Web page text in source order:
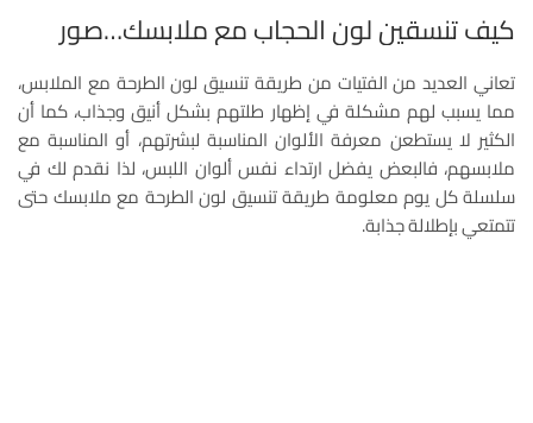
كيف تنسقين لون الحجاب مع ملابسك…صور
تعاني العديد من الفتيات من طريقة تنسيق لون الطرحة مع الملابس،
مما يسبب لهم مشكلة في إظهار طلتهم بشكل أنيق وجذاب، كما أن
الكثير لا يستطعن معرفة الألوان المناسبة لبشرتهم، أو المناسبة مع
ملابسهم، فالبعض يفضل ارتداء نفس ألوان اللبس، لذا نقدم لك في
سلسلة كل يوم معلومة طريقة تنسيق لون الطرحة مع ملابسك حتى
تتمتعي بإطلالة جذابة.